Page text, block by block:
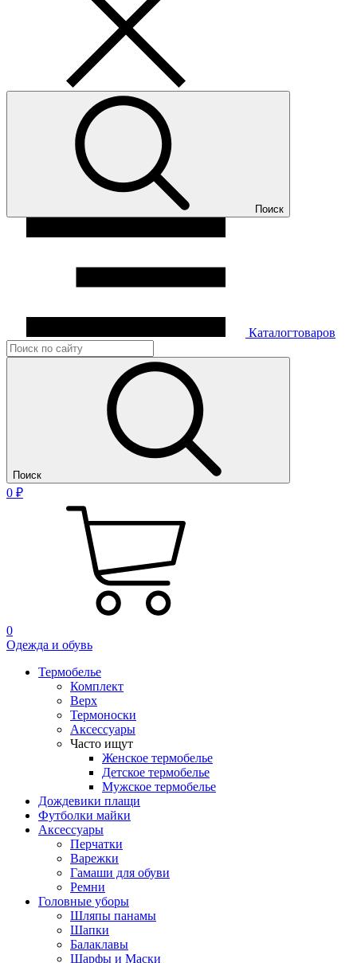
Поиск
Каталогтоваров
Поиск
0 ₽
0
Одежда и обувь
Термобелье
Комплект
Верх
Термоноски
Аксессуары
Часто ищут
Женское термобелье
Детское термобелье
Мужское термобелье
Дождевики плащи
Футболки майки
Аксессуары
Перчатки
Варежки
Гамаши для обуви
Ремни
Головные уборы
Шляпы панамы
Шапки
Балаклавы
Шарфы и Маски